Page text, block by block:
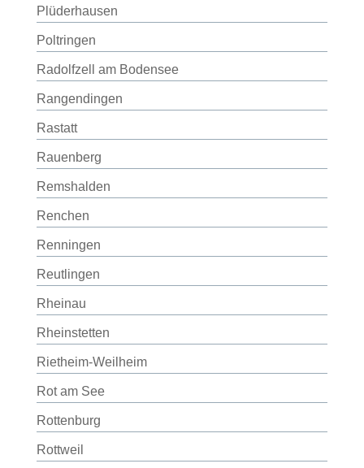
Plüderhausen
Poltringen
Radolfzell am Bodensee
Rangendingen
Rastatt
Rauenberg
Remshalden
Renchen
Renningen
Reutlingen
Rheinau
Rheinstetten
Rietheim-Weilheim
Rot am See
Rottenburg
Rottweil